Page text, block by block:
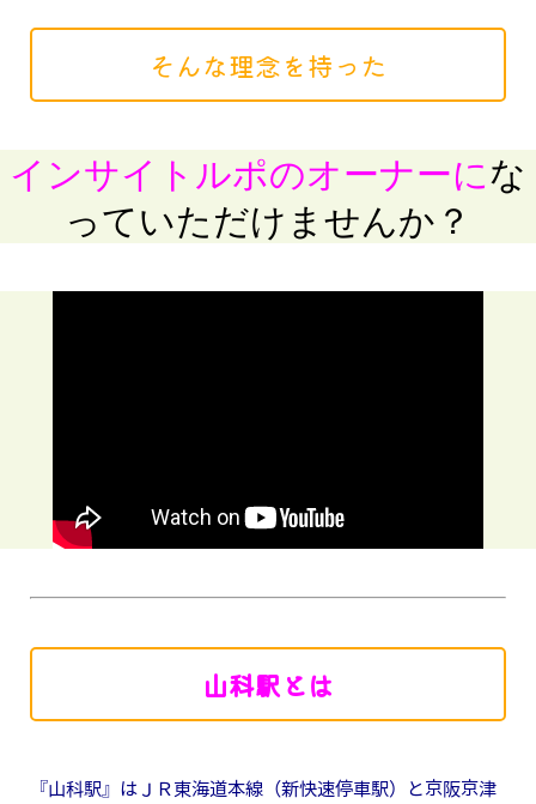
そんな理念を持った
インサイトルポのオーナーにな
っていただけませんか？
山科駅とは
『山科駅』はＪＲ東海道本線（新快速停車駅）と京阪京津